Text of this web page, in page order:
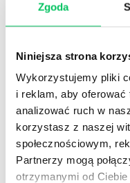
Zgoda
Niniejsza strona
Wykorzystujemy pliki
i reklam, aby oferować
analizować ruch w
korzystasz z naszej
społecznościowym,
Partnerzy mogą
otrzymanymi od
zawodów.
Artykuły,
Standardowe